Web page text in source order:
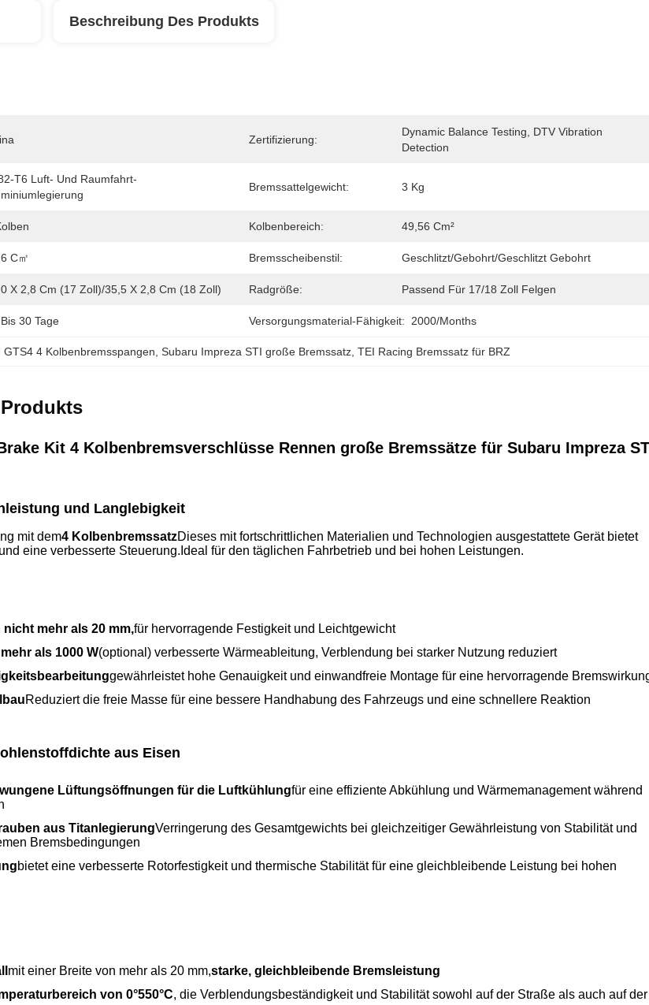
Beschreibung Des Produkts
Zertifizierung:
Dynamic Balance Testing, DTV Vibration
Detection
T6 Luft- Und Raumfahrt-
Bremssattelgewicht: 3 Kg
Kolbenbereich: 49,56 Cm²
C㎡ Bremsscheibenstil: Geschlitzt/gebohrt/geschlitzt Gebohrt
X 2,8 Cm (17 Zoll)/35,5 X 2,8 Cm (18 Zoll) Radgröße: Passend Für 17/18 Zoll Felgen
30 Tage Versorgungsmaterial-Fähigkeit: 2000/months
GTS4 4 Kolbenbremsspangen , Subaru Impreza STI große Bremssatz , TEI Racing Bremssatz für BRZ
Kit 4 Kolbenbremsverschlüsse Rennen große Bremssätze für Subaru Impreza
und Langlebigkeit
mit dem4 KolbenbremssatzDieses mit fortschrittlichen Materialien und Technologien ausgestattete Gerät bietet
eine verbesserte Steuerung.Ideal für den täglichen Fahrbetrieb und bei hohen Leistungen.
mehr als 20 mm,für hervorragende Festigkeit und Leichtgewicht
als 1000 W(optional) verbesserte Wärmeableitung, Verblendung bei starker Nutzung reduziert
gewährleistet hohe Genauigkeit und einwandfreie Montage für eine hervorragende
Reduziert die freie Masse für eine bessere Handhabung des Fahrzeugs und eine schnellere Reaktion
aus Eisen
Lüftungsöffnungen für die Luftkühlungfür eine effiziente Abkühlung und Wärmemanagement während
aus TitanlegierungVerringerung des Gesamtgewichts bei gleichzeitiger Gewährleistung von Stabilität und
Bremsbedingungen
bietet eine verbesserte Rotorfestigkeit und thermische Stabilität für eine gleichbleibende Leistung bei hohen
mit einer Breite von mehr als 20 mm,starke, gleichbleibende Bremsleistung
von 0°550°C, die Verblendungsbeständigkeit und Stabilität sowohl auf der Straße als auch auf der